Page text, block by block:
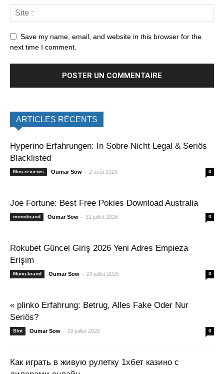
Save my name, email, and website in this browser for the
next time I comment.
ARTICLES RÉCENTS
Hyperino Erfahrungen: In Sobre Nicht Legal & Seriös
Blacklisted
Mini-reviews Oumar Sow - 2 août 2026 0
Joe Fortune: Best Free Pokies Download Australia
monobrand Oumar Sow - 31 juillet 2026 0
Rokubet Güncel Giriş 2026 Yeni Adres Empieza
Erişim
Mono-brand Oumar Sow - 29 juillet 2026 0
« plinko Erfahrung: Betrug, Alles Fake Oder Nur
Seriös?
Slot Oumar Sow - 29 juillet 2026 0
Как играть в живую рулетку 1хбет казино с